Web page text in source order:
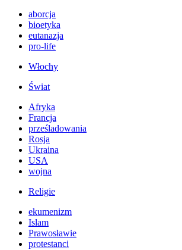
aborcja
bioetyka
eutanazja
pro-life
Włochy
Świat
Afryka
Francja
prześladowania
Rosja
Ukraina
USA
wojna
Religie
ekumenizm
Islam
Prawosławie
protestanci